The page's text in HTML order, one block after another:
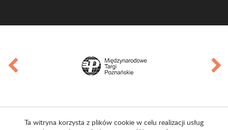
Ta witryna korzysta z plików cookie w celu realizacji usług